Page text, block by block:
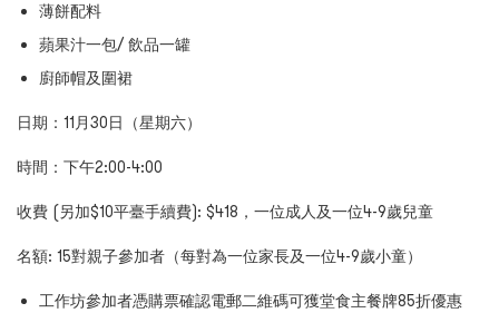
薄餅配料
蘋果汁一包/飲品一罐
廚師帽及圍裙
日期：11月30日（星期六）
時間：下午2:00-4:00
收費 (另加$10平臺手續費): $418 ，一位成人及一位4-9歲兒童
名額: 15對親子參加者（每對為一位家長及一位4-9歲小童）
工作坊參加者憑購票確認電郵二維碼可獲堂食主餐牌85折優惠